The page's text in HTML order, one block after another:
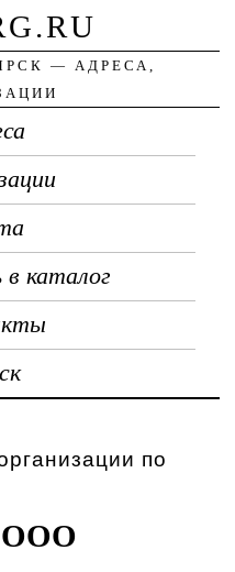
— АДРЕСА,
каталог
по
ООО